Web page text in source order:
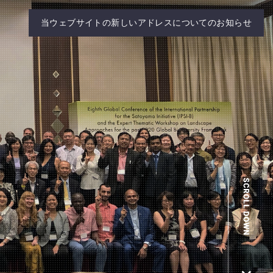
当ウェブサイトの新しいアドレスについてのお知らせ